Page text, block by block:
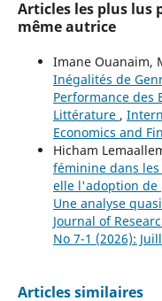
Articles les plus lus
même autrice
Imane Ouanaim,
Inégalités de
Performance des
Littérature ,
Economics and
Hicham
féminine dans
elle l'adoption de
Une analyse
Journal of
No 7-1 (2026):
Articles similaires